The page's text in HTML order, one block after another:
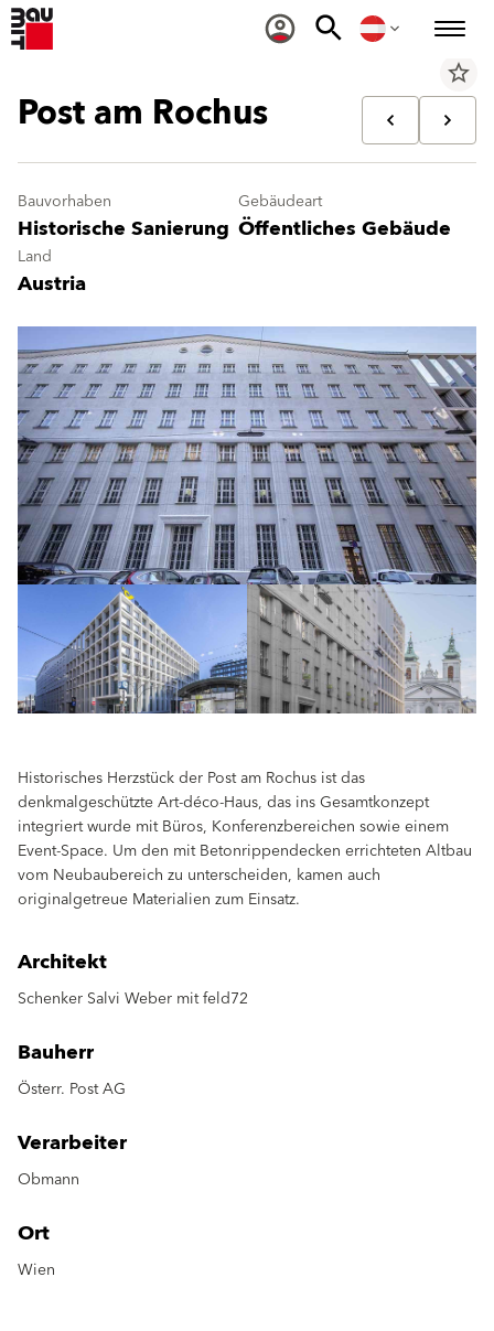
star_border
Post am Rochus
Bauvorhaben
Historische Sanierung
Gebäudeart
Öffentliches Gebäude
Land
Austria
Historisches Herzstück der Post am Rochus ist das
denkmalgeschützte Art-déco-Haus, das ins Gesamtkonzept
integriert wurde mit Büros, Konferenzbereichen sowie einem
Event-Space. Um den mit Betonrippendecken errichteten Altbau
vom Neubaubereich zu unterscheiden, kamen auch
originalgetreue Materialien zum Einsatz.
Architekt
Schenker Salvi Weber mit feld72
Bauherr
Österr. Post AG
Verarbeiter
Obmann
Ort
Wien